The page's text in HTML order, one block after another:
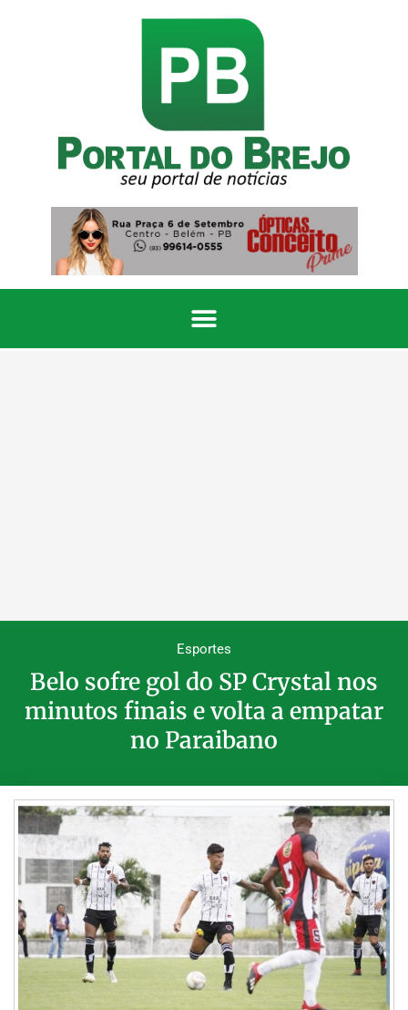
Esportes
Belo sofre gol do SP Crystal nos
minutos finais e volta a empatar
no Paraibano